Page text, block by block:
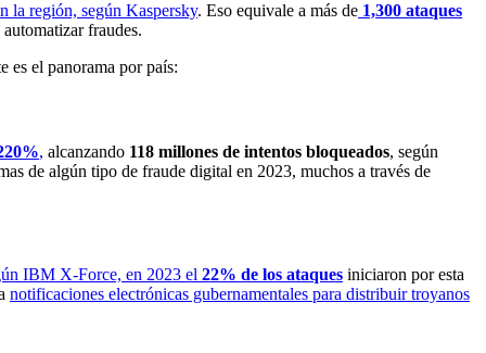
la región, según Kaspersky. Eso equivale a más de 1,300 ataques
fraudes.
es el panorama por país:
, alcanzando 118 millones de intentos bloqueados, según
de algún tipo de fraude digital en 2023, muchos a través de
IBM X-Force, en 2023 el 22% de los ataques iniciaron por esta
notificaciones electrónicas gubernamentales para distribuir troyanos